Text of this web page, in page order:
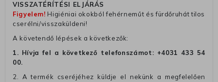
VISSZATÉRÍTÉSI ELJÁRÁS
Figyelem! Higiéniai okokból fehérneműt és fürdőruhát tilos
cserélni/visszaküldeni!
A követendő lépések a következők:
1. Hívja fel a következő telefonszámot: +4031 433 54
00.
2. A termék cseréjéhez küldje el nekünk a megfelelően